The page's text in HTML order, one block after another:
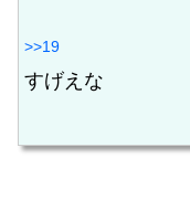
>>19
すげえな